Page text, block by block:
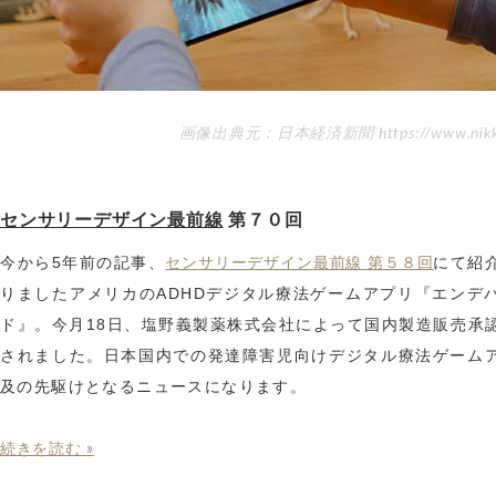
画像出典元：日本経済新聞 https://
センサリーデザイン最前線 第７０回
今から5年前の記事、 センサリーデザイン最前線 第５８回 にて紹
りましたアメリカのADHDデジタル療法ゲームアプリ『エンデ
ド』。今月18日、塩野義製薬株式会社によって国内製造販売承
されました。日本国内での発達障害児向けデジタル療法ゲーム
及の先駆けとなるニュースになります。
続きを読む »